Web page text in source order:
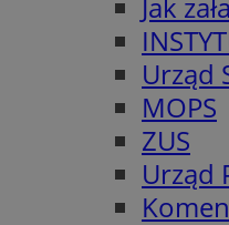
Urząd
MOPS
ZUS
Urząd